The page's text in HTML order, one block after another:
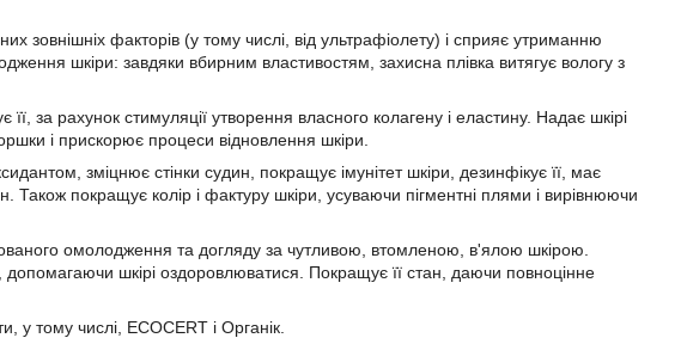
зовнішніх факторів (у тому числі, від ультрафіолету) і сприяє утриманню
шкіри: завдяки вбирним властивостям, захисна плівка витягує вологу з
її, за рахунок стимуляції утворення власного колагену і еластину. Надає шкірі
і прискорює процеси відновлення шкіри.
зміцнює стінки судин, покращує імунітет шкіри, дезинфікує її, має
Також покращує колір і фактуру шкіри, усуваючи пігментні плями і вирівнюючи
омолодження та догляду за чутливою, втомленою, в'ялою шкірою.
шкірі оздоровлюватися. Покращує її стан, даючи повноцінне
у тому числі, ECOCERT і Органік.